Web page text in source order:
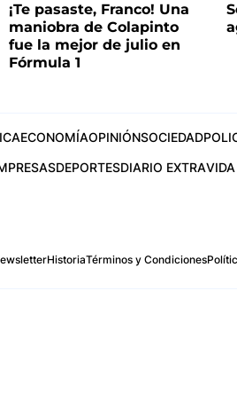
¡Te pasaste, Franco! Una
maniobra de Colapinto
fue la mejor de julio en
Fórmula 1
ECONOMÍAOPINIÓNSOCIEDAD
DEPORTESDIARIO EXTRA
HistoriaTérminos y Condiciones